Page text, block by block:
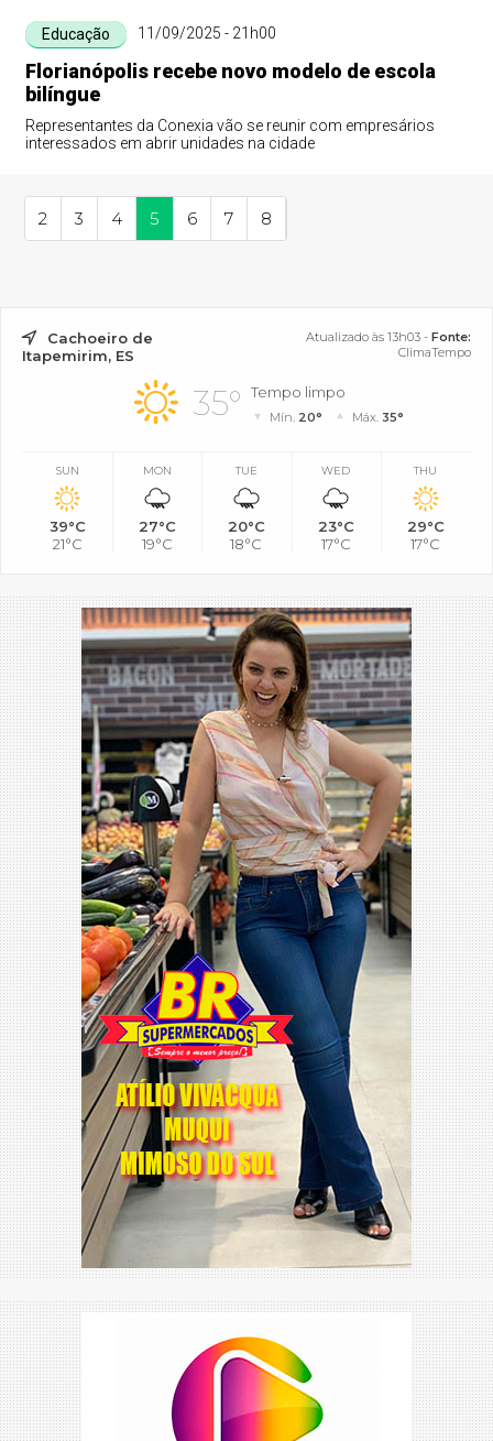
Educação 11/09/2025 - 21h00
Florianópolis recebe novo modelo de escola
bilíngue
Representantes da Conexia vão se reunir com empresários
interessados em abrir unidades na cidade
2 3 4 5 6 7 8
Cachoeiro de
Itapemirim, ES
Atualizado às 13h03 - Fonte:
ClimaTempo
35° Tempo limpo
Mín. 20° Máx. 35°
SUN
39°C
21°C
MON
27°C
19°C
TUE
20°C
18°C
WED
23°C
17°C
THU
29°C
17°C